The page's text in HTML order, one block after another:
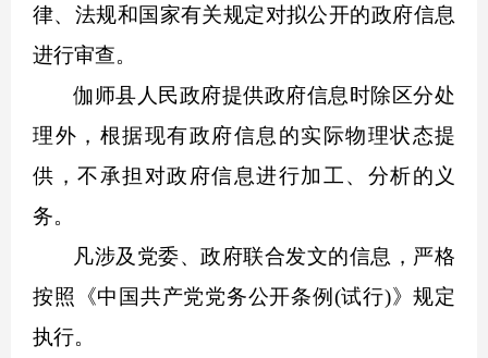
律、法规和国家有关规定对拟公开的政府信息
进行审查。
伽师县人民政府提供政府信息时除区分处
理外，根据现有政府信息的实际物理状态提
供，不承担对政府信息进行加工、分析的义
务。
凡涉及党委、政府联合发文的信息，严格
按照《中国共产党党务公开条例(试行)》规定
执行。